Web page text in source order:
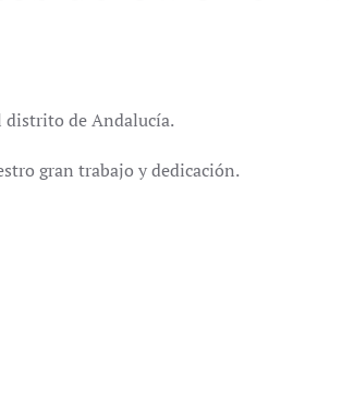
distrito de Andalucía.
gran trabajo y dedicación.